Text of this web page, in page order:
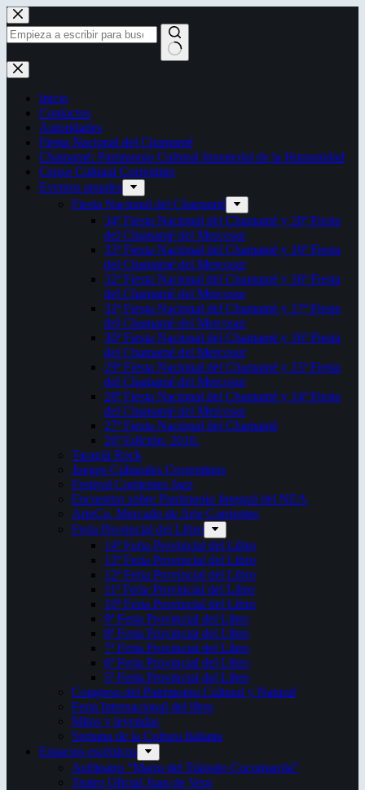
Saltar
al
contenido
Sin
resultados
Inicio
Contactos
Autoridades
Fiesta Nacional del Chamamé
Chamamé: Patrimonio Cultural Inmaterial de la Humanidad
Censo Cultural Correntino
Eventos anuales
Fiesta Nacional del Chamamé
34ª Fiesta Nacional del Chamamé y 20ª Fiesta
del Chamamé del Mercosur
33ª Fiesta Nacional del Chamamé y 19ª Fiesta
del Chamamé del Mercosur
32ª Fiesta Nacional del Chamamé y 18ª Fiesta
del Chamamé del Mercosur
31ª Fiesta Nacional del Chamamé y 17ª Fiesta
del Chamamé del Mercosur
30ª Fiesta Nacional del Chamamé y 16ª Fiesta
del Chamamé del Mercosur
29ª Fiesta Nacional del Chamamé y 15ª Fiesta
del Chamamé del Mercosur
28ª Fiesta Nacional del Chamamé y 14ª Fiesta
del Chamamé del Mercosur
27ª Fiesta Nacional del Chamamé
26ª Edición. 2016.
Taragüi Rock
Juegos Culturales Correntinos
Festival Corrientes Jazz
Encuentro sobre Patrimonio Integral del NEA
ArteCo. Mercado de Arte Corrientes
Feria Provincial del Libro
14ª Feria Provincial del Libro
13ª Feria Provincial del Libro
12ª Feria Provincial del Libro
11ª Feria Provincial del Libro
10ª Feria Provincial del Libro
9ª Feria Provincial del Libro
8ª Feria Provincial del Libro
7ª Feria Provincial del Libro
6ª Feria Provincial del Libro
5ª Feria Provincial del Libro
Congreso del Patrimonio Cultural y Natural
Feria Internacional del libro
Mitos y leyendas
Semana de la Cultura Italiana
Espacios escénicos
Anfiteatro “Mario del Tránsito Cocomarola”
Teatro Oficial Juan de Vera